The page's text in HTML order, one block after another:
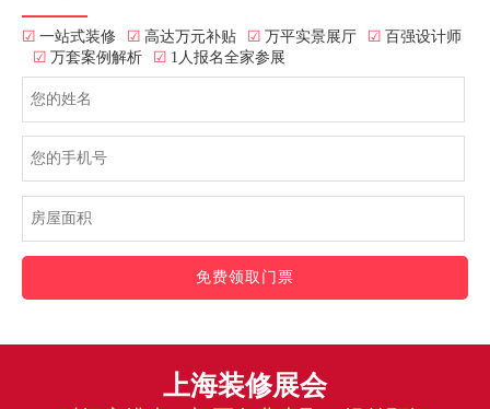
☑ 一站式装修 ☑ 高达万元补贴 ☑ 万平实景展厅 ☑ 百强设计师
☑ 万套案例解析 ☑ 1人报名全家参展
免费领取门票
上海装修展会